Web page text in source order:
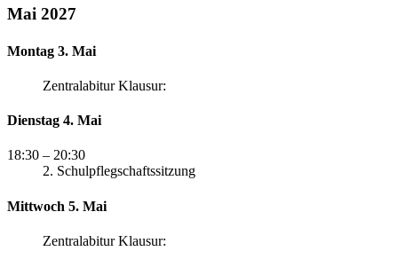
Mai 2027
Montag 3. Mai
Zentralabitur Klausur:
Dienstag 4. Mai
18:30 – 20:30
2. Schulpflegschaftssitzung
Mittwoch 5. Mai
Zentralabitur Klausur: